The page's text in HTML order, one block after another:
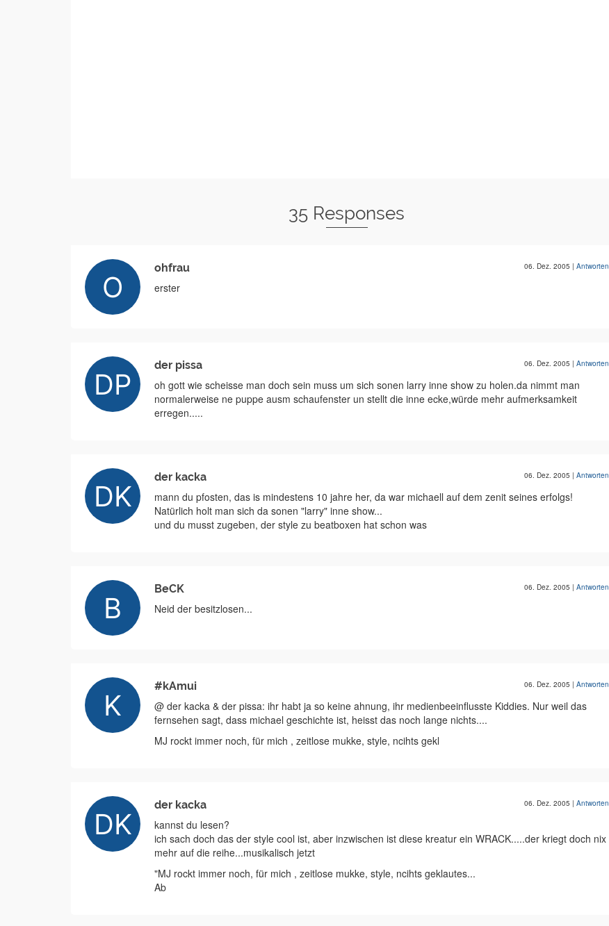
35 Responses
ohfrau 06. Dez. 2005 | Antworten
erster
der pissa 06. Dez. 2005 | Antworten
oh gott wie scheisse man doch sein muss um sich sonen larry inne show zu holen.da nimmt man
normalerweise ne puppe ausm schaufenster un stellt die inne ecke,würde mehr aufmerksamkeit
erregen.....
der kacka 06. Dez. 2005 | Antworten
mann du pfosten, das is mindestens 10 jahre her, da war michaell auf dem zenit seines erfolgs!
Natürlich holt man sich da sonen "larry" inne show...
und du musst zugeben, der style zu beatboxen hat schon was
BeCK 06. Dez. 2005 | Antworten
Neid der besitzlosen...
#kAmui 06. Dez. 2005 | Antworten
@ der kacka & der pissa: ihr habt ja so keine ahnung, ihr medienbeeinflusste Kiddies. Nur weil das
fernsehen sagt, dass michael geschichte ist, heisst das noch lange nichts....
MJ rockt immer noch, für mich , zeitlose mukke, style, ncihts gekl
der kacka 06. Dez. 2005 | Antworten
kannst du lesen?
ich sach doch das der style cool ist, aber inzwischen ist diese kreatur ein WRACK.....der kriegt doch nix
mehr auf die reihe...musikalisch jetzt
"MJ rockt immer noch, für mich , zeitlose mukke, style, ncihts geklautes...
Ab